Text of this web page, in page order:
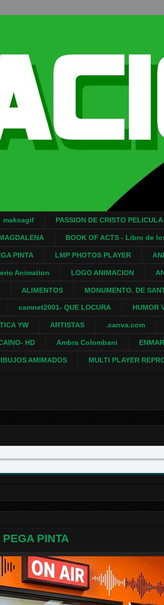
makeagif PASSION DE CRISTO PELICULA
BOOK OF ACTS - Libro de
PINTA LMP PHOTOS PLAYER
Animation LOGO ANIMACION
ALIMENTOS MONUMENTO. DE
camnet2001- QUE LOCURA HUMOR
YW ARTISTAS .canva.com
HD Ambra Colombani
AMIMADOS MULTI PLAYER
PINTA